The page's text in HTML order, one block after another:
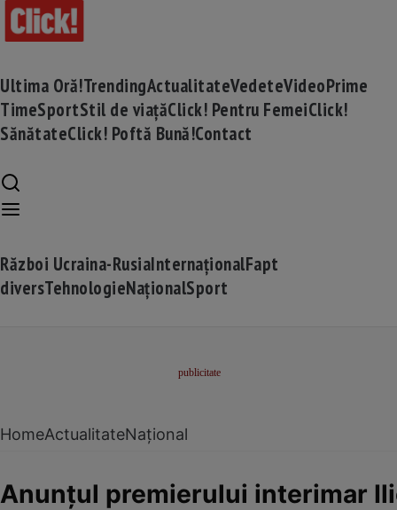
Ultima Oră!TrendingActualitateVedeteVideoPrime
TimeSportStil de viațăClick! Pentru FemeiClick!
SănătateClick! Poftă Bună!Contact
Război Ucraina-RusiaInternaționalFapt
diversTehnologieNaționalSport
HomeActualitateNațional
Anunțul premierului interimar